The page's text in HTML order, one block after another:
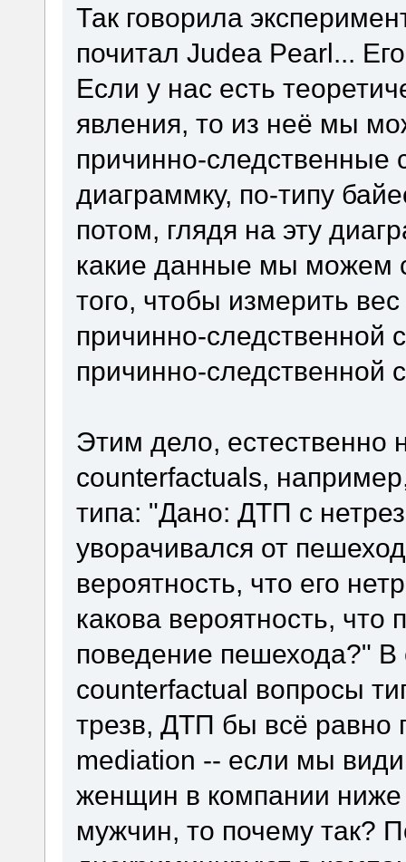
Так говорила
почитал Judea Pearl...
Если у нас есть
явления, то из неё мы
причинно-следственные
диаграммку, по-типу
потом, глядя на эту
какие данные мы можем
того, чтобы измерить
причинно-следственной
причинно-следственной
Этим дело, естественно
counterfactuals,
типа: "Дано: ДТП с
уворачивался от
вероятность, что его
какова вероятность,
поведение пешехода?"
counterfactual вопросы
трезв, ДТП бы всё
mediation -- если мы
женщин в компании ниже
мужчин, то почему так?